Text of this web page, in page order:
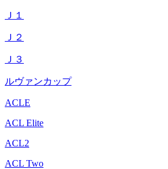
Ｊ１
Ｊ２
Ｊ３
ルヴァンカップ
ACLE
ACL Elite
ACL2
ACL Two